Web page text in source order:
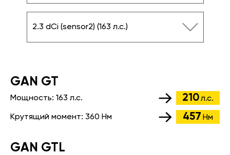
2.3 dCi (sensor2) (163 л.с.)
GАN GT
Мощность: 163 л.с. 210л.с.
Крутящий момент: 360 Нм 457 Нм
GАN GTL